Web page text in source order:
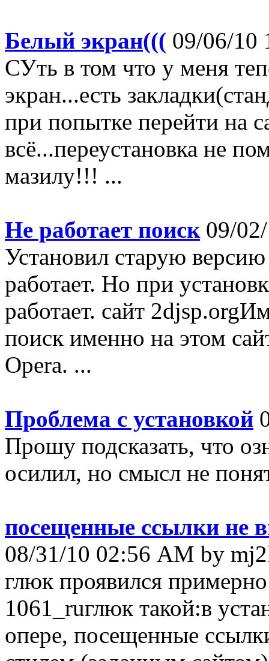
Белый экран((( 09/06/10
СУть в том что у меня
экран...есть
при попытке перейти на
всё...переустановка не
мазилу!!! ...
Не работает поиск09/
Установил старую
работает. Но при
работает. сайт
поиск именно на этом
Opera. ...
Проблема с установкой
Прошу подсказать, что
осилил, но смысл не
посещенные ссылки не
08/31/10 02:56 AM by
глюк проявился
1061_ruглюк такой:в
опере, посещенные